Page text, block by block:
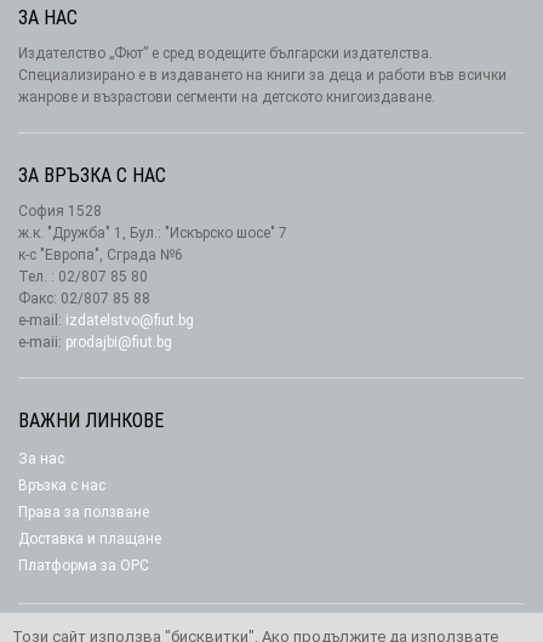
ЗА НАС
Издателство „Фют” е сред водещите български издателства.
Специализирано е в издаването на книги за деца и работи във всички
жанрове и възрастови сегменти на детското книгоиздаване.
ЗА ВРЪЗКА С НАС
София 1528
ж.к. "Дружба" 1, Бул.: "Искърско шосе" 7
к-с "Европа", Сграда №6
Тел. : 02/807 85 80
Факс: 02/807 85 88
e-mail: izdatelstvo@fiut.bg
e-maii: prodajbi@fiut.bg
ВАЖНИ ЛИНКОВЕ
За нас
Връзка с нас
Права за ползване
Доставка и плащане
Платформа за ОРС
Този сайт използва "бисквитки". Ако продължите да използвате